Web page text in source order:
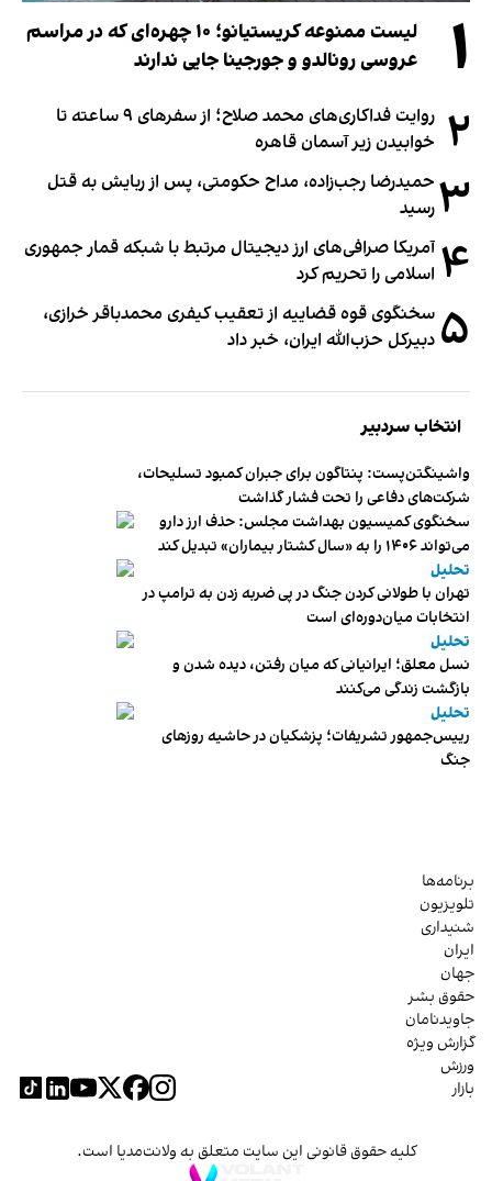
۱
لیست ممنوعه کریستیانو؛ ۱۰ چهره‌ای که در مراسم
عروسی رونالدو و جورجینا جایی ندارند
۲
روایت فداکاری‌های محمد صلاح؛ از سفرهای ۹ ساعته تا
خوابیدن زیر آسمان قاهره
۳ حمیدرضا رجب‌زاده، مداح حکومتی، پس از ربایش به قتل
رسید
۴ آمریکا صرافی‌های ارز دیجیتال مرتبط با شبکه قمار جمهوری
اسلامی را تحریم کرد
۵ سخنگوی قوه قضاییه از تعقیب کیفری محمدباقر خرازی،
دبیر‌کل حزب‌الله ایران، خبر داد
انتخاب سردبیر
واشینگتن‌پست: پنتاگون برای جبران کمبود تسلیحات،
شرکت‌های دفاعی را تحت فشار گذاشت
سخنگوی کمیسیون بهداشت مجلس: حذف ارز دارو
می‌تواند ۱۴۰۶ را به «سال کشتار بیماران» تبدیل کند
تحلیل
تهران با طولانی کردن جنگ در پی ضربه زدن به ترامپ در
انتخابات میان‌دوره‌ای است
تحلیل
نسل معلق؛ ایرانیانی که میان رفتن، دیده شدن و
بازگشت زندگی می‌کنند
تحلیل
رییس‌جمهور تشریفات؛ پزشکیان در حاشیه روزهای
جنگ
برنامه‌ها
تلویزیون
شنیداری
ایران
جهان
حقوق بشر
جاویدنامان
گزارش ویژه
ورزش
بازار
کلیه حقوق قانونی این سایت متعلق به ولانت‌مدیا است.